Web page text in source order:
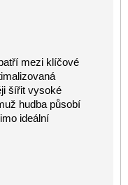
mezi klíčové
šířit vysoké
hudba působí
ideální